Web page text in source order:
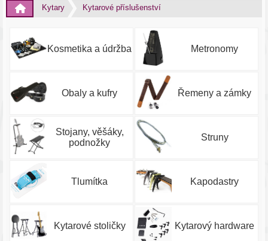
Kytary Kytarové příslušenství
Kosmetika a údržba Metronomy
Obaly a kufry Řemeny a zámky
Stojany, věšáky,
podnožky
Struny
Tlumítka Kapodastry
Kytarové stoličky Kytarový hardware